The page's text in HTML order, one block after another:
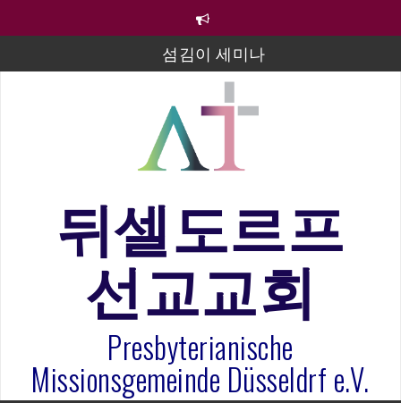
섬김이 세미나
김태희 자매 졸업연주
2023년 어린이 주일 유초등부 발표
라합3 나라 봉헌송
은퇴사-우선화 권사
20260322 주안에 가만히 머물기(요한복음 15:1-17) 손
훈목사
뒤셀도르프
선교교회
Presbyterianische
Missionsgemeinde Düsseldrf e.V.